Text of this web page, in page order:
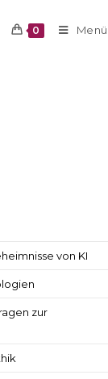
0 Menü
von KI
zur